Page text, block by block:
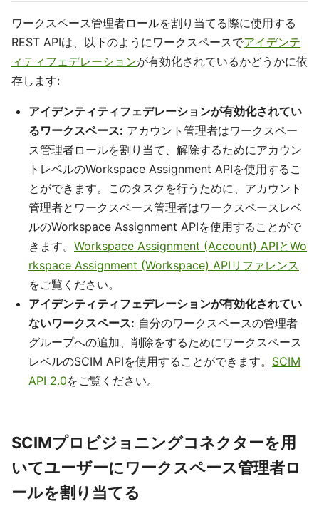
ワークスペース管理者ロールを割り当てる際に使用する
REST APIは、以下のようにワークスペースでアイデンテ
ィティフェデレーションが有効化されているかどうかに依
存します:
アイデンティティフェデレーションが有効化されてい
るワークスペース: アカウント管理者はワークスペー
ス管理者ロールを割り当て、解除するためにアカウン
トレベルのWorkspace Assignment APIを使用するこ
とができます。このタスクを行うために、アカウント
管理者とワークスペース管理者はワークスペースレベ
ルのWorkspace Assignment APIを使用することがで
きます。 Workspace Assignment (Account) APIとWo
rkspace Assignment (Workspace) APIリファレンス
をご覧ください。
アイデンティティフェデレーションが有効化されてい
ないワークスペース: 自分のワークスペースの管理者
グループへの追加、削除をするためにワークスペース
レベルのSCIM APIを使用することができます。 SCIM
API 2.0をご覧ください。
SCIMプロビジョニングコネクターを用
いてユーザーにワークスペース管理者ロ
ールを割り当てる